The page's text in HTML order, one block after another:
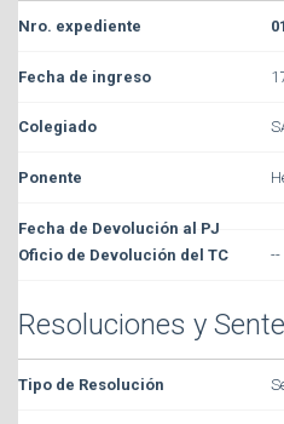
--
Resoluciones y